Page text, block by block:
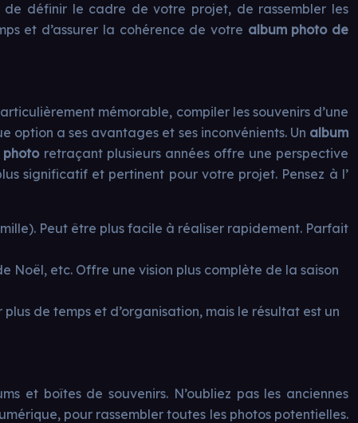
définir le cadre de votre projet, de rassembler les
et d’assurer la cohérence de votre album photo de
mémorable, compiler les souvenirs d’une
option a ses avantages et ses inconvénients. Un album
photo retraçant plusieurs années offre une perspective
significatif et pertinent pour votre projet. Pensez à l’
Peut être plus facile à réaliser rapidement. Parfait
Noël, etc. Offre une vision plus complète de la saison
de temps et d’organisation, mais le résultat est un
et boîtes de souvenirs. N’oubliez pas les anciennes
pour rassembler toutes les photos potentielles.